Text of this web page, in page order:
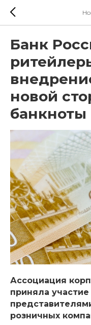
Банк
новой
банкноты
Ассоциация
приняла
розничных